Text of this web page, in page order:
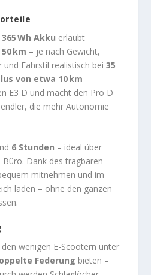
Wh Akku erlaubt
km – je nach Gewicht,
Fahrstil realistisch bei 35
von etwa 10 km
E3 D und macht den Pro D
die mehr Autonomie
6 Stunden – ideal über
Dank des tragbaren
mitnehmen und im
laden – ohne den ganzen
wenigen E-Scootern unter
Federung bieten –